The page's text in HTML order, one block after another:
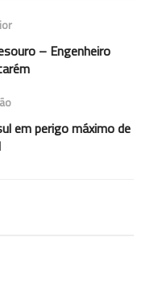
– Engenheiro
em perigo máximo de